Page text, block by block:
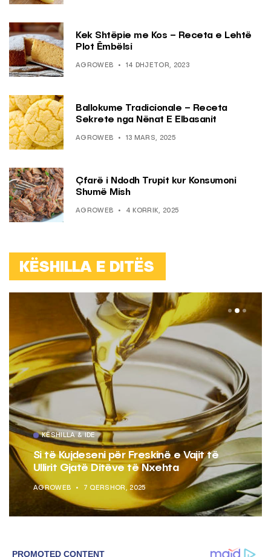
Kek Shtëpie me Kos – Receta e Lehtë
Plot Ëmbëlsi
AGROWEB 14 DHJETOR, 2023
Ballokume Tradicionale – Receta
Sekrete nga Nënat E Elbasanit
AGROWEB 13 MARS, 2025
Çfarë i Ndodh Trupit kur Konsumoni
Shumë Mish
AGROWEB 4 KORRIK, 2025
KËSHILLA E DITËS
KËSHILLA & IDE
Si të Kujdeseni për Freskinë e Vajit të
Ullirit Gjatë Ditëve të Nxehta
AGROWEB 7 QERSHOR, 2025